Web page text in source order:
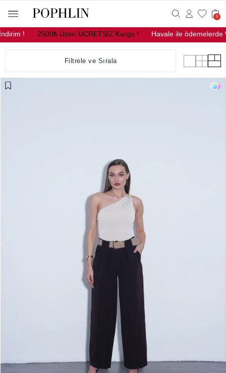
Üzeri ÜCRETSİZ Kargo ! Havale ile ödemelerde %10 Net
0
Filtrele ve Sırala